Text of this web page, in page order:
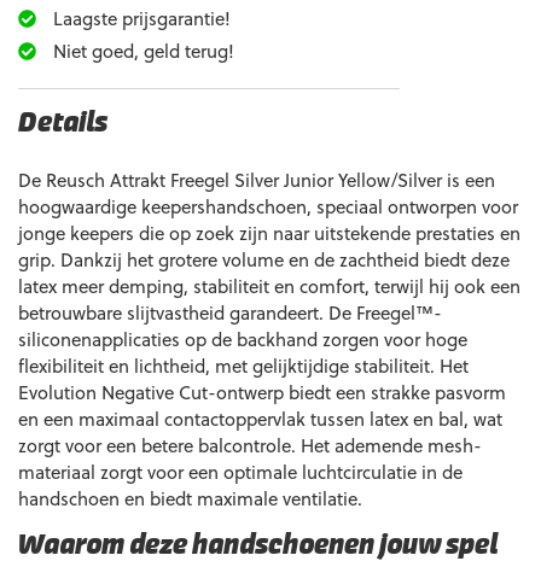
Laagste prijsgarantie!
Niet goed, geld terug!
Details
De Reusch Attrakt Freegel Silver Junior Yellow/Silver is een
hoogwaardige keepershandschoen, speciaal ontworpen voor
jonge keepers die op zoek zijn naar uitstekende prestaties en
grip. Dankzij het grotere volume en de zachtheid biedt deze
latex meer demping, stabiliteit en comfort, terwijl hij ook een
betrouwbare slijtvastheid garandeert. De Freegel™-
siliconenapplicaties op de backhand zorgen voor hoge
flexibiliteit en lichtheid, met gelijktijdige stabiliteit. Het
Evolution Negative Cut-ontwerp biedt een strakke pasvorm
en een maximaal contactoppervlak tussen latex en bal, wat
zorgt voor een betere balcontrole. Het ademende mesh-
materiaal zorgt voor een optimale luchtcirculatie in de
handschoen en biedt maximale ventilatie.
Waarom deze handschoenen jouw spel